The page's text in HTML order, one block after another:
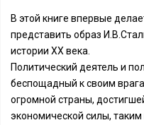
В этой книге впервые
представить образ
истории XX века.
Политический деятель и
беспощадный к своим
огромной страны,
экономической силы, таким